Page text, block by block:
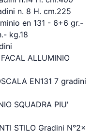
n. 8 H. cm.225
en 131 - 6+6 gr.-
kg.18
ALLUMINIO
EN131 7 gradini
SQUADRA PIU'
STILO Gradini N°2x